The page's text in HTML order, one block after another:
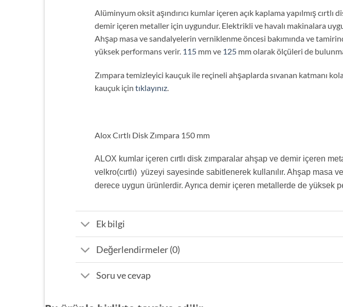
Alüminyum oksit aşındırıcı kumlar içeren açık kaplama yapılmış cırtlı
demir içeren metaller için uygundur. Elektrikli ve havalı makinalara
Ahşap masa ve sandalyelerin verniklenme öncesi bakımında ve
yüksek performans verir. 115mm ve 125mm olarak ölçüleri de
Zımpara temizleyici kauçuk ile reçineli ahşaplarda sıvanan katmanı
kauçuk için tıklayınız.
Alox Cırtlı Disk Zımpara 150 mm
ALOX kumlar içeren cırtlı disk zımparalar ahşap ve demir içeren
velkro(cırtlı) yüzeyi sayesinde sabitlenerek kullanılır. Ahşap masa
derece uygun ürünlerdir. Ayrıca demir içeren metallerde de yüksek
Ek bilgi
Değerlendirmeler (0)
Soru ve cevap